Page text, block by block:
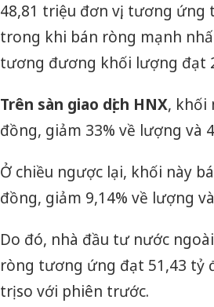
48,81 triệu đơn vị, tương ứng
trong khi bán ròng mạnh
tương đương khối lượng đạt
Trên sàn giao dịch HNX, khối
đồng, giảm 33% về lượng và
Ở chiều ngược lại, khối này
đồng, giảm 9,14% về lượng
Do đó, nhà đầu tư nước
ròng tương ứng đạt 51,43 tỷ
trị so với phiên trước.